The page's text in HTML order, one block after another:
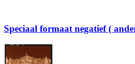
Speciaal formaat negatief (